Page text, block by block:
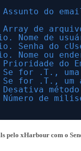
do
de
Nome de
Senha do
Nome ou
do
Se for .T.,
Se for .T., um
de
pelo xHarbour com o